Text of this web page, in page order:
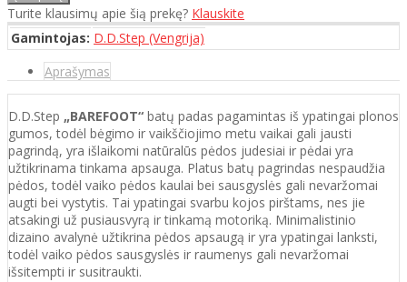
Turite klausimų apie šią prekę? Klauskite
Gamintojas: D.D.Step (Vengrija)
Aprašymas
D.D.Step „BAREFOOT“ batų padas pagamintas iš ypatingai plonos
gumos, todėl bėgimo ir vaikščiojimo metu vaikai gali jausti
pagrindą, yra išlaikomi natūralūs pėdos judesiai ir pėdai yra
užtikrinama tinkama apsauga. Platus batų pagrindas nespaudžia
pėdos, todėl vaiko pėdos kaulai bei sausgyslės gali nevaržomai
augti bei vystytis. Tai ypatingai svarbu kojos pirštams, nes jie
atsakingi už pusiausvyrą ir tinkamą motoriką. Minimalistinio
dizaino avalynė užtikrina pėdos apsaugą ir yra ypatingai lanksti,
todėl vaiko pėdos sausgyslės ir raumenys gali nevaržomai
išsitempti ir susitraukti.